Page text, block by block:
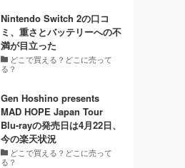
Nintendo Switch 2の口コ
ミ、重さとバッテリーへの不
満が目立った
どこで買える？どこに売って
る？
Gen Hoshino presents
MAD HOPE Japan Tour
Blu-rayの発売日は4月22日、
今の楽天状況
どこで買える？どこに売って
る？